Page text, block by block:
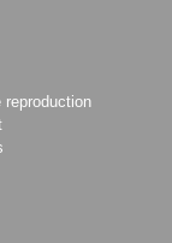
reproduction